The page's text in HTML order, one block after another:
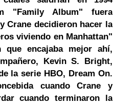
"Family Album" fuera
Crane decidieron hacer la
viviendo en Manhattan"
que encajaba mejor ahí,
Kevin S. Bright,
la serie HBO, Dream On.
cuando Crane y
cuando terminaron la